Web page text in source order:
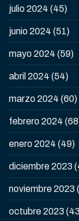
julio 2024 (45)
junio 2024 (51)
mayo 2024 (59)
abril 2024 (54)
marzo 2024 (60)
febrero 2024
enero 2024 (49)
diciembre 2023
noviembre 2023
octubre 2023